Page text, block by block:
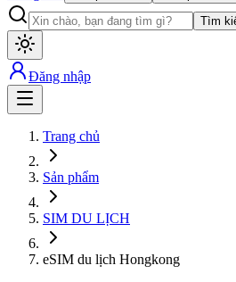
Tìm
Đăng nhập
Trang chủ
Sản phẩm
SIM DU LỊCH
eSIM du lịch Hongkong